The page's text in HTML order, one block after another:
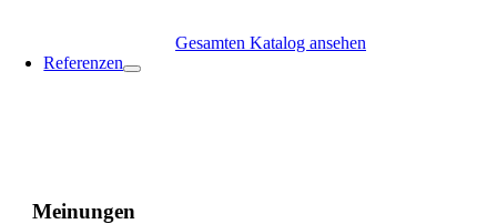
Gesamten Katalog ansehen
Referenzen
Meinungen